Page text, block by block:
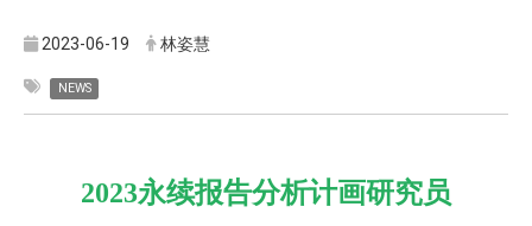
2023-06-19 林姿慧
NEWS
2023永续报告分析计画研究员